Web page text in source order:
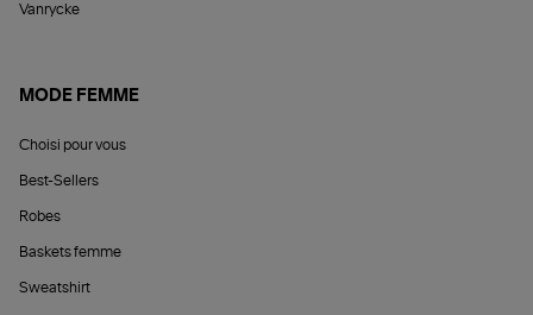
Vanrycke
MODE FEMME
Choisi pour vous
Best-Sellers
Robes
Baskets femme
Sweatshirt